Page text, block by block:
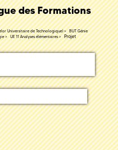
des Formations
Universitaire de Technologique)
BUT Génie
UE 11 Analyses élémentaires
Projet